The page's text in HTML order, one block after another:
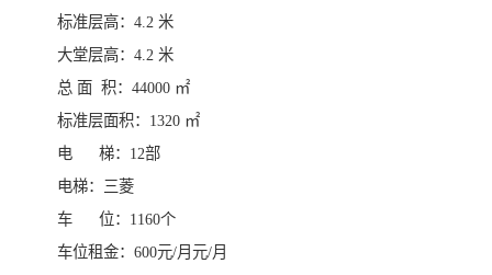
标准层高：4.2 米
大堂层高：4.2 米
总 面 积：44000 ㎡
标准层面积：1320 ㎡
电 梯：12部
电梯：三菱
车 位：1160个
车位租金：600元/月元/月